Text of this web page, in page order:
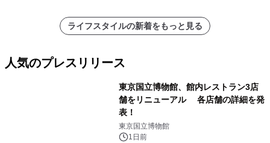
ライフスタイルの新着をもっと見る
人気のプレスリリース
東京国立博物館、館内レストラン3店
舗をリニューアル 各店舗の詳細を発
表！
東京国立博物館
1日前